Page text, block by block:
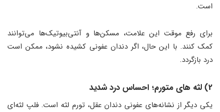
است.
برای رفع موقت این علامت، مسکن‌ها و آنتی‌بیوتیک‌ها می‌توانند
کمک کنند. با این حال، اگر دندان عفونی کشیده نشود، ممکن است
درد بازگردد.
2) لثه های متورم؛ احساس درد شدید
یکی دیگر از نشانه‌های عفونی دندان عقل، تورم لثه است. فلپ لثه‌ای